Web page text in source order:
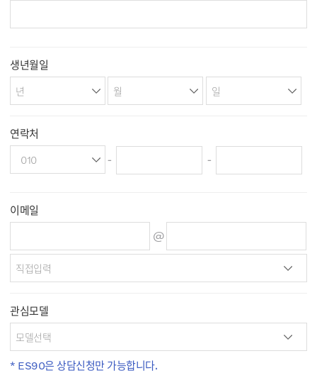
생년월일
연락처
- -
이메일
@
관심모델
* ES90은 상담신청만 가능합니다.